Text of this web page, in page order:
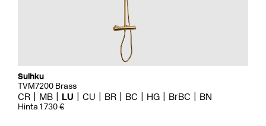
Suihku
TVM7200 Brass
CR MB LU CU BR BC HG BrBC BN
Hinta 1 730 €